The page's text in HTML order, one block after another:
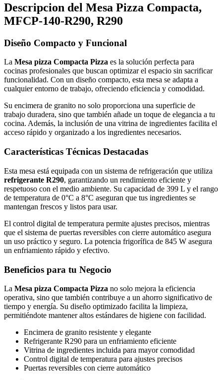
Descripcion del Mesa Pizza Compacta,
MFCP-140-R290, R290
Diseño Compacto y Funcional
La Mesa pizza Compacta Pizza es la solución perfecta para
cocinas profesionales que buscan optimizar el espacio sin sacrificar
funcionalidad. Con un diseño compacto, esta mesa se adapta a
cualquier entorno de trabajo, ofreciendo eficiencia y comodidad.
Su encimera de granito no solo proporciona una superficie de
trabajo duradera, sino que también añade un toque de elegancia a tu
cocina. Además, la inclusión de una vitrina de ingredientes facilita el
acceso rápido y organizado a los ingredientes necesarios.
Características Técnicas Destacadas
Esta mesa está equipada con un sistema de refrigeración que utiliza
refrigerante R290, garantizando un rendimiento eficiente y
respetuoso con el medio ambiente. Su capacidad de 399 L y el rango
de temperatura de 0°C a 8°C aseguran que tus ingredientes se
mantengan frescos y listos para usar.
El control digital de temperatura permite ajustes precisos, mientras
que el sistema de puertas reversibles con cierre automático asegura
un uso práctico y seguro. La potencia frigorífica de 845 W asegura
un enfriamiento rápido y efectivo.
Beneficios para tu Negocio
La Mesa pizza Compacta Pizza no solo mejora la eficiencia
operativa, sino que también contribuye a un ahorro significativo de
tiempo y energía. Su diseño optimizado facilita la limpieza,
permitiéndote mantener altos estándares de higiene con facilidad.
Encimera de granito resistente y elegante
Refrigerante R290 para un enfriamiento eficiente
Vitrina de ingredientes incluida para mayor comodidad
Control digital de temperatura para ajustes precisos
Puertas reversibles con cierre automático